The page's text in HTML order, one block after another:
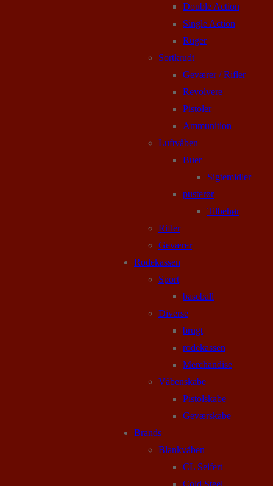
Double Action
Single Action
Ruger
Sortkrudt
Geværer / Rifler
Revolvere
Pistoler
Ammunition
Luftvåben
Buer
Sigtemidler
pusterør
Tilbehør
Rifler
Geværer
Rodekassen
Sport
baseball
Diverse
brugt
rodekassen
Merchandise
Våbenskabe
Pistolskabe
Geværskabe
Brands
Blankvåben
CL Seifert
Cold Steel